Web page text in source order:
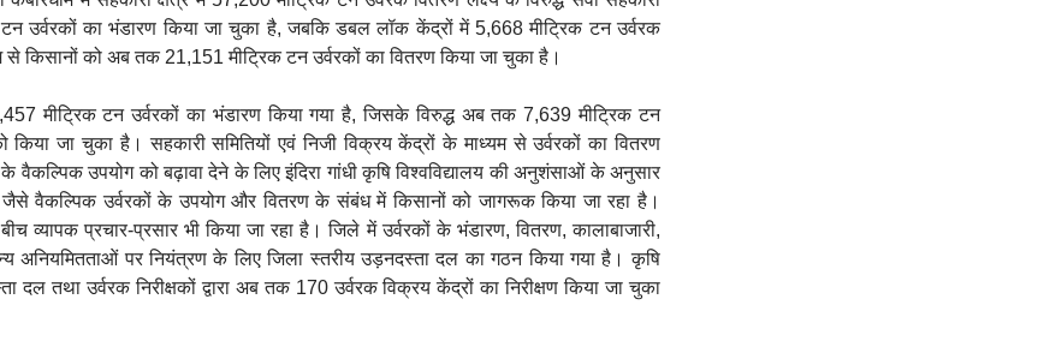
उर्वरकों का भंडारण किया जा चुका है, जबकि डबल लॉक केंद्रों में 5,668 मीट्रिक टन उर्वरक
से किसानों को अब तक 21,151 मीट्रिक टन उर्वरकों का वितरण किया जा चुका है।
मीट्रिक टन उर्वरकों का भंडारण किया गया है, जिसके विरुद्ध अब तक 7,639 मीट्रिक टन
किया जा चुका है। सहकारी समितियों एवं निजी विक्रय केंद्रों के माध्यम से उर्वरकों का वितरण
के वैकल्पिक उपयोग को बढ़ावा देने के लिए इंदिरा गांधी कृषि विश्वविद्यालय की अनुशंसाओं के अनुसार
जैसे वैकल्पिक उर्वरकों के उपयोग और वितरण के संबंध में किसानों को जागरूक किया जा रहा है।
बीच व्यापक प्रचार-प्रसार भी किया जा रहा है। जिले में उर्वरकों के भंडारण, वितरण, कालाबाजारी,
अनियमितताओं पर नियंत्रण के लिए जिला स्तरीय उड़नदस्ता दल का गठन किया गया है। कृषि
दल तथा उर्वरक निरीक्षकों द्वारा अब तक 170 उर्वरक विक्रय केंद्रों का निरीक्षण किया जा चुका